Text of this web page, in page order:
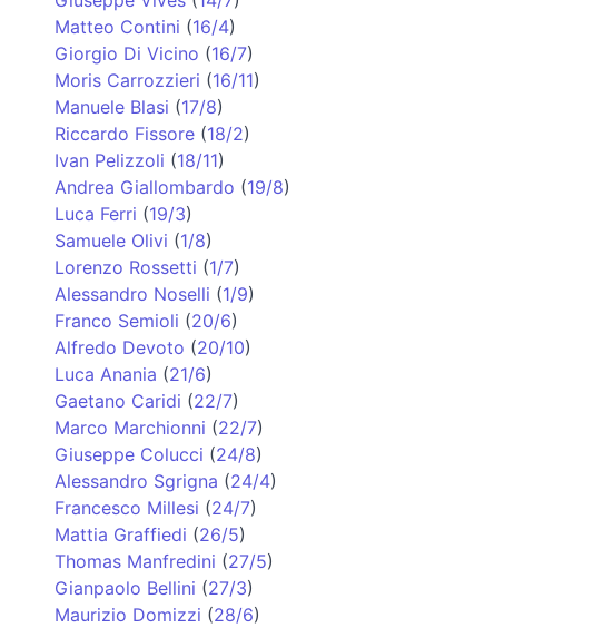
Matteo Contini (16/4)
Giorgio Di Vicino (16/7)
Moris Carrozzieri (16/11)
Manuele Blasi (17/8)
Riccardo Fissore (18/2)
Ivan Pelizzoli (18/11)
Andrea Giallombardo (19/8)
Luca Ferri (19/3)
Samuele Olivi (1/8)
Lorenzo Rossetti (1/7)
Alessandro Noselli (1/9)
Franco Semioli (20/6)
Alfredo Devoto (20/10)
Luca Anania (21/6)
Gaetano Caridi (22/7)
Marco Marchionni (22/7)
Giuseppe Colucci (24/8)
Alessandro Sgrigna (24/4)
Francesco Millesi (24/7)
Mattia Graffiedi (26/5)
Thomas Manfredini (27/5)
Gianpaolo Bellini (27/3)
Maurizio Domizzi (28/6)